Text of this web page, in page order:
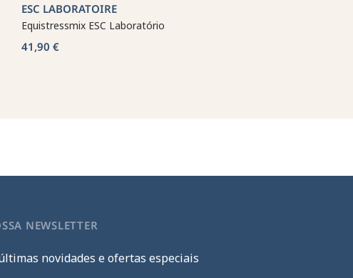
ESC LABORATOIRE
Equistressmix ESC Laboratório
41,90 €
NEWSLETTER
novidades e ofertas especiais